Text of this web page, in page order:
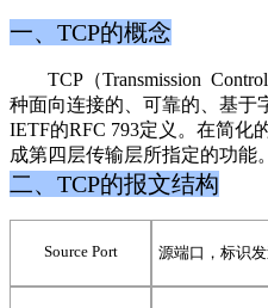
一、TCP的概念
TCP（Transmission
种面向连接的、可靠的、基于
IETF的RFC 793定义。在简化
成第四层传输层所指定的功能
二、TCP的报文结构
Source Port 源端口， 标识